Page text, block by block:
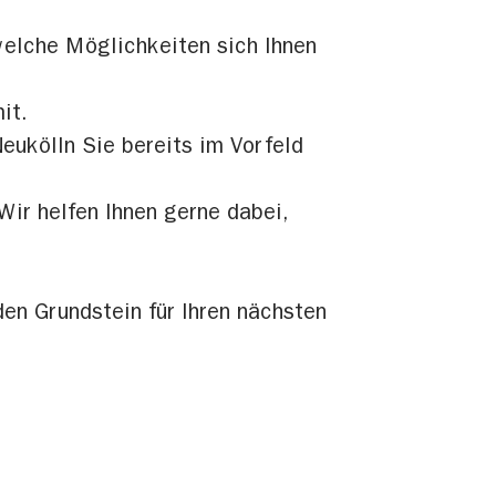
Möglichkeiten sich Ihnen
Sie bereits im Vorfeld
helfen Ihnen gerne dabei,
Grundstein für Ihren nächsten